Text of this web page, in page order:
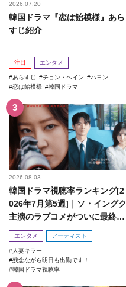
2026.07.20
韓国ドラマ『恋は飴模様』あら
すじ紹介
注目 エンタメ
あらすじ チョン・ヘイン
ハヨン
恋は飴模様
韓国ドラマ
2026.08.03
韓国ドラマ視聴率ランキング[2
026年7月第5週]｜ソ・イングク
主演のラブコメがついに最終
回！
エンタメ アーティスト
人妻キラー
残念ながら明日も出勤です！
韓国ドラマ視聴率